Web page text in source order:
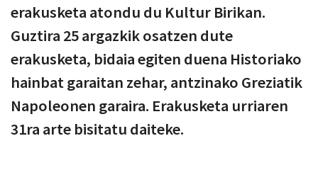
erakusketa atondu du Kultur Birikan.
Guztira 25 argazkik osatzen dute
erakusketa, bidaia egiten duena Historiako
hainbat garaitan zehar, antzinako Greziatik
Napoleonen garaira. Erakusketa urriaren
31ra arte bisitatu daiteke.